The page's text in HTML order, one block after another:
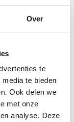
Over
te
te bieden
Ook delen we
met onze
analyse. Deze